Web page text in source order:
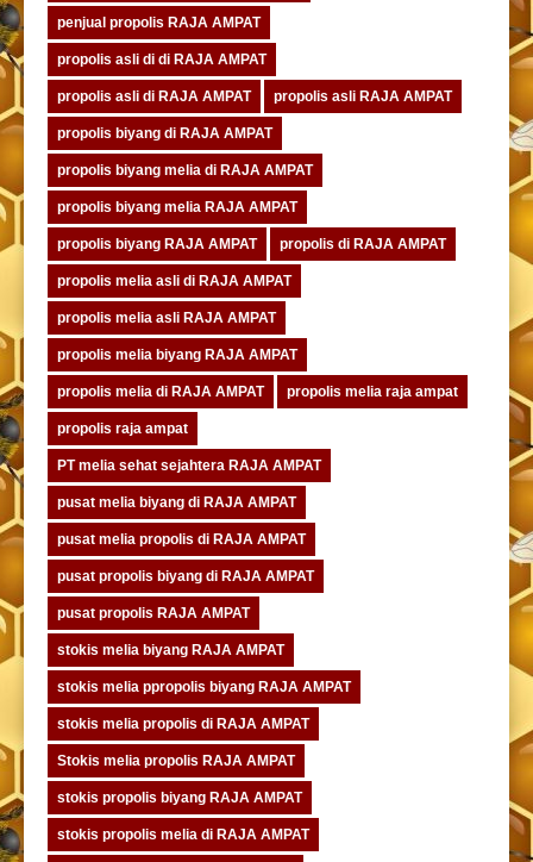
penjual propolis RAJA AMPAT
propolis asli di di RAJA AMPAT
propolis asli di RAJA AMPAT propolis asli RAJA AMPAT
propolis biyang di RAJA AMPAT
propolis biyang melia di RAJA AMPAT
propolis biyang melia RAJA AMPAT
propolis biyang RAJA AMPAT propolis di RAJA AMPAT
propolis melia asli di RAJA AMPAT
propolis melia asli RAJA AMPAT
propolis melia biyang RAJA AMPAT
propolis melia di RAJA AMPAT propolis melia raja ampat
propolis raja ampat
PT melia sehat sejahtera RAJA AMPAT
pusat melia biyang di RAJA AMPAT
pusat melia propolis di RAJA AMPAT
pusat propolis biyang di RAJA AMPAT
pusat propolis RAJA AMPAT
stokis melia biyang RAJA AMPAT
stokis melia ppropolis biyang RAJA AMPAT
stokis melia propolis di RAJA AMPAT
Stokis melia propolis RAJA AMPAT
stokis propolis biyang RAJA AMPAT
stokis propolis melia di RAJA AMPAT